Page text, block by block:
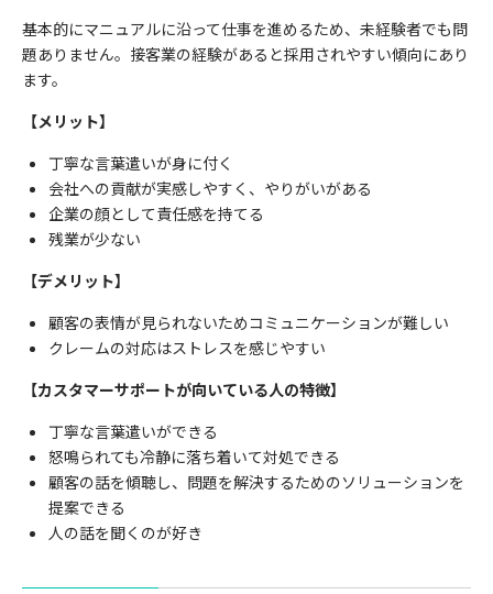
基本的にマニュアルに沿って仕事を進めるため、未経験者でも問
題ありません。接客業の経験があると採用されやすい傾向にあり
ます。
【メリット】
丁寧な言葉遣いが身に付く
会社への貢献が実感しやすく、やりがいがある
企業の顔として責任感を持てる
残業が少ない
【デメリット】
顧客の表情が見られないためコミュニケーションが難しい
クレームの対応はストレスを感じやすい
【カスタマーサポートが向いている人の特徴】
丁寧な言葉遣いができる
怒鳴られても冷静に落ち着いて対処できる
顧客の話を傾聴し、問題を解決するためのソリューションを
提案できる
人の話を聞くのが好き